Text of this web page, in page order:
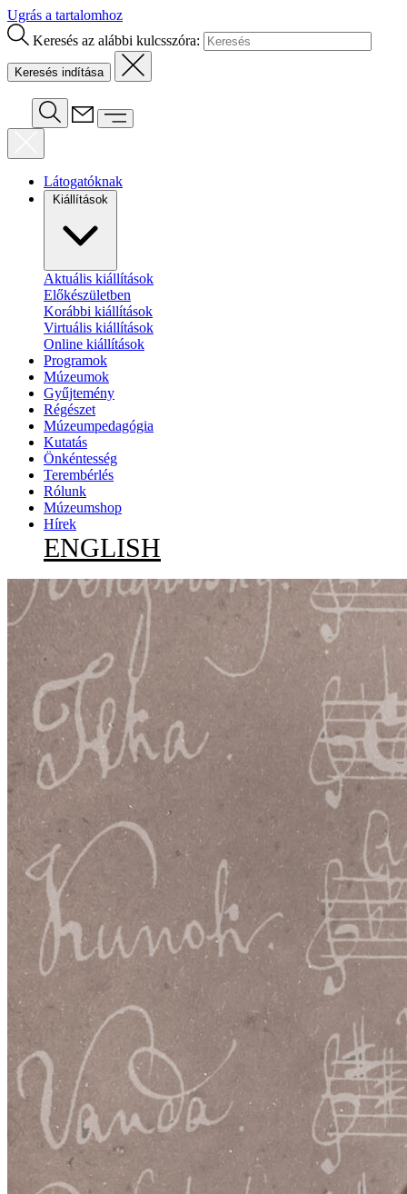
Ugrás a tartalomhoz
Keresés az alábbi kulcsszóra:
Látogatóknak
Kiállítások
Aktuális kiállítások
Előkészületben
Korábbi kiállítások
Virtuális kiállítások
Online kiállítások
Programok
Múzeumok
Gyűjtemény
Régészet
Múzeumpedagógia
Kutatás
Önkéntesség
Terembérlés
Rólunk
Múzeumshop
Hírek
ENGLISH